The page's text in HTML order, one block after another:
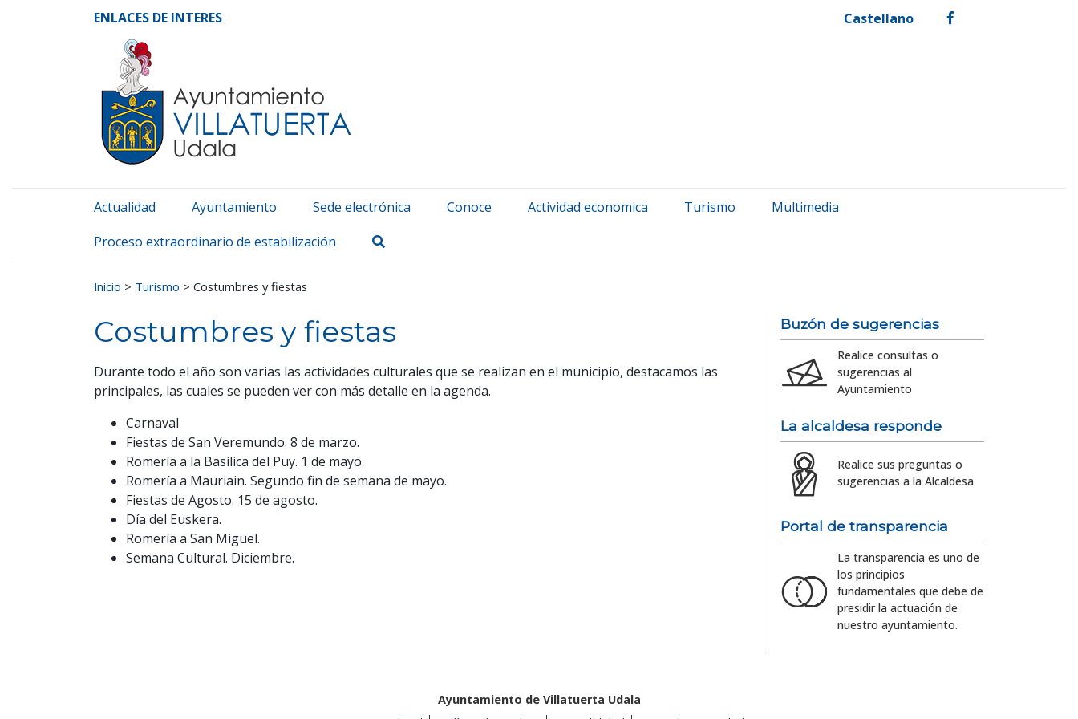
Ayuntamiento de Villatuerta Udala
ENLACES DE INTERES Castellano facebook
Actualidad Ayuntamiento Sede electrónica Conoce Actividad economica Turismo
Multimedia
Proceso extraordinario de estabilización
Inicio > Turismo > Costumbres y fiestas
Costumbres y fiestas
Durante todo el año son varias las actividades culturales que se realizan en el municipio, destacamos las
principales, las cuales se pueden ver con más detalle en la agenda.
Carnaval
Fiestas de San Veremundo. 8 de marzo.
Romería a la Basílica del Puy. 1 de mayo
Romería a Mauriain. Segundo fin de semana de mayo.
Fiestas de Agosto. 15 de agosto.
Día del Euskera.
Romería a San Miguel.
Semana Cultural. Diciembre.
Buzón de sugerencias
Realice consultas o
sugerencias al
Ayuntamiento
La alcaldesa responde
Realice sus preguntas o
sugerencias a la Alcaldesa
Portal de transparencia
La transparencia es uno de
los principios
fundamentales que debe de
presidir la actuación de
nuestro ayuntamiento.
Ayuntamiento de Villatuerta Udala